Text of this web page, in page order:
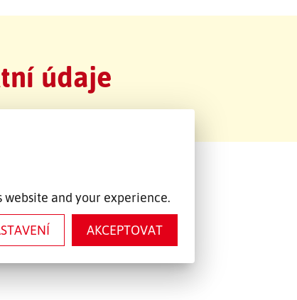
údaje
website and your experience.
AKCEPTOVAT